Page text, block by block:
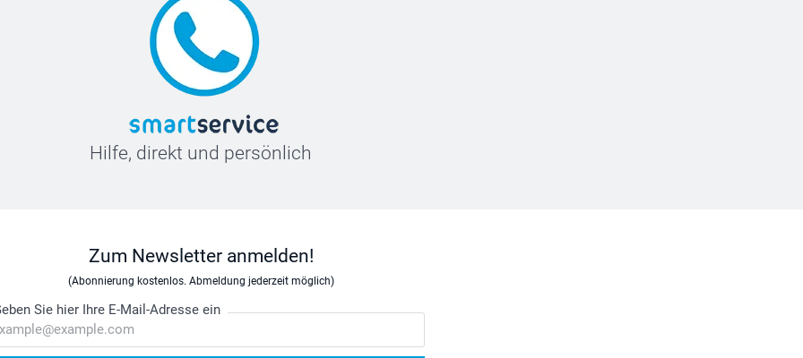
Hilfe, direkt und persönlich
Zum Newsletter anmelden!
(Abonnierung kostenlos. Abmeldung jederzeit möglich)
Sie hier Ihre E-Mail-Adresse ein